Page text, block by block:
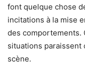
font quelque chose
incitations à la mise
des comportements.
situations paraissent
scène.